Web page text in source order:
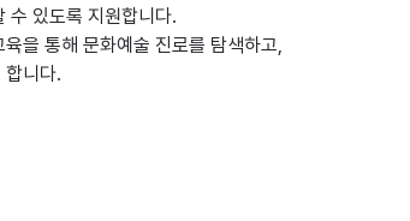
수 있도록 지원합니다.
을 통해 문화예술 진로를 탐색하고,
합니다.